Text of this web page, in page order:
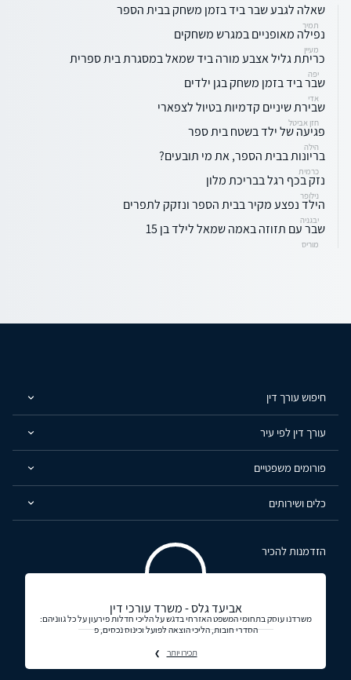
שאלה לגבע שבר ביד בזמן משחק בבית הספר
תמיר
נפילה מאופניים במגרש משחקים
מעיין
כריתת גליל אצבע מורה ביד שמאל במסגרת בית ספרית
יפה
שבר ביד בזמן משחק בגן ילדים
אדי
שבירת שיניים קדמיות בטיול לצפארי
חזן אביטל
פגיעה של ילד בשטח בית ספר
הילה
בריונות בבית הספר, את מי תובעים?
כרמית
נזק בכף רגל בבריכת מלון
נילופר
הילד נפצע מקיר בבית הספר ונזקק לתפרים
יבגניה
שבר עם תזוזה באמה שמאל לילד בן 15
מוריס
חיפוש עורך דין
עורך דין לפי עיר
פורומים משפטיים
כלים ושירותים
הזדמנות להכיר
אביעד גלס - משרד עורכי דין
משרדנו עוסק בתחומי המשפט האזרחי בדגש על הליכי חדלות פירעון על כל גווניהם:
הסדרי חובות, הליכי הוצאה לפועל וכינוס נכסים, פ
תכירו יותר